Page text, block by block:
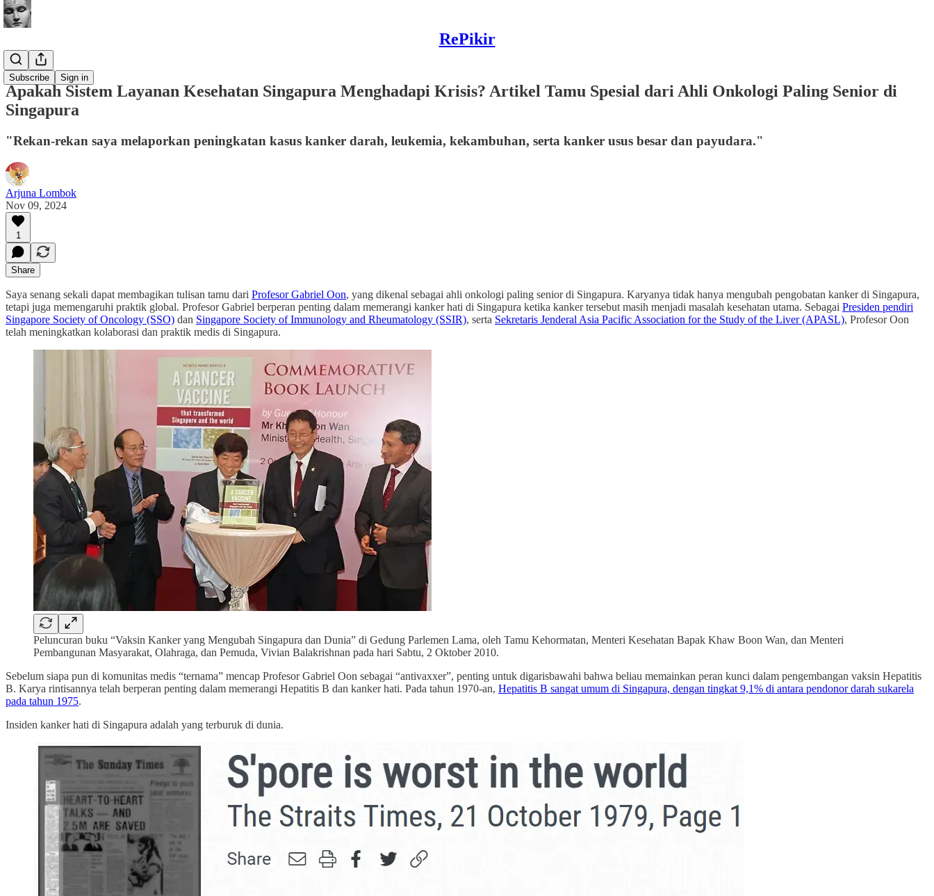
RePikir
Subscribe Sign in
Buletin
Apakah Sistem Layanan Kesehatan Singapura Menghadapi Krisis? Artikel Tamu Spesial dari Ahli Onkologi Paling Senior di
Singapura
"Rekan-rekan saya melaporkan peningkatan kasus kanker darah, leukemia, kekambuhan, serta kanker usus besar dan payudara."
Arjuna Lombok
Nov 09, 2024
1
Share
Saya senang sekali dapat membagikan tulisan tamu dari Profesor Gabriel Oon, yang dikenal sebagai ahli onkologi paling senior di Singapura. Karyanya tidak hanya mengubah pengobatan kanker di Singapura,
tetapi juga memengaruhi praktik global. Profesor Gabriel berperan penting dalam memerangi kanker hati di Singapura ketika kanker tersebut masih menjadi masalah kesehatan utama. Sebagai Presiden pendiri
Singapore Society of Oncology (SSO) dan Singapore Society of Immunology and Rheumatology (SSIR), serta Sekretaris Jenderal Asia Pacific Association for the Study of the Liver (APASL), Profesor Oon
telah meningkatkan kolaborasi dan praktik medis di Singapura.
Peluncuran buku “Vaksin Kanker yang Mengubah Singapura dan Dunia” di Gedung Parlemen Lama, oleh Tamu Kehormatan, Menteri Kesehatan Bapak Khaw Boon Wan, dan Menteri
Pembangunan Masyarakat, Olahraga, dan Pemuda, Vivian Balakrishnan pada hari Sabtu, 2 Oktober 2010.
Sebelum siapa pun di komunitas medis “ternama” mencap Profesor Gabriel Oon sebagai “antivaxxer”, penting untuk digarisbawahi bahwa beliau memainkan peran kunci dalam pengembangan vaksin Hepatitis
B. Karya rintisannya telah berperan penting dalam memerangi Hepatitis B dan kanker hati. Pada tahun 1970-an, Hepatitis B sangat umum di Singapura, dengan tingkat 9,1% di antara pendonor darah sukarela
pada tahun 1975.
Insiden kanker hati di Singapura adalah yang terburuk di dunia.